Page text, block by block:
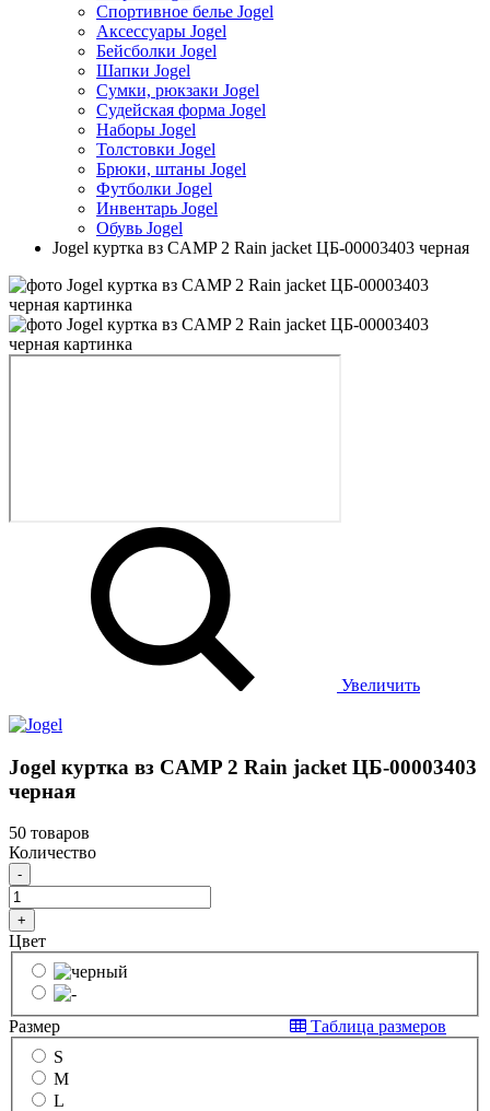
Спортивное белье Jogel
Аксессуары Jogel
Бейсболки Jogel
Шапки Jogel
Сумки, рюкзаки Jogel
Судейская форма Jogel
Наборы Jogel
Толстовки Jogel
Брюки, штаны Jogel
Футболки Jogel
Инвентарь Jogel
Обувь Jogel
Jogel куртка вз CAMP 2 Rain jacket ЦБ-00003403 черная
Увеличить
Jogel куртка вз CAMP 2 Rain jacket ЦБ-00003403
черная
50 товаров
Количество
-
+
Цвет
Размер
Таблица размеров
S
M
L